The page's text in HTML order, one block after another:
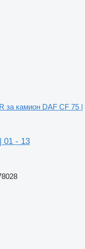
за камион DAF CF 75 |
01 - 13